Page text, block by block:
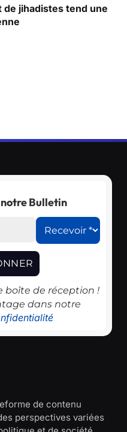
de jihadistes tend une
Bulletin
boîte de réception !
dans notre
de contenu
perspectives variées